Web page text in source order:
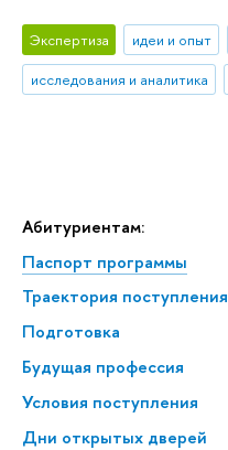
Абитуриентам:
Паспорт программы
Траектория поступления
Подготовка
Будущая профессия
Условия поступления
Дни открытых дверей
Экспертиза идеи и опыт
исследования и аналитика